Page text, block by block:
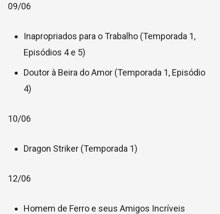
09/06
Inapropriados para o Trabalho (Temporada 1,
Episódios 4 e 5)
Doutor à Beira do Amor (Temporada 1, Episódio
4)
10/06
Dragon Striker (Temporada 1)
12/06
Homem de Ferro e seus Amigos Incríveis